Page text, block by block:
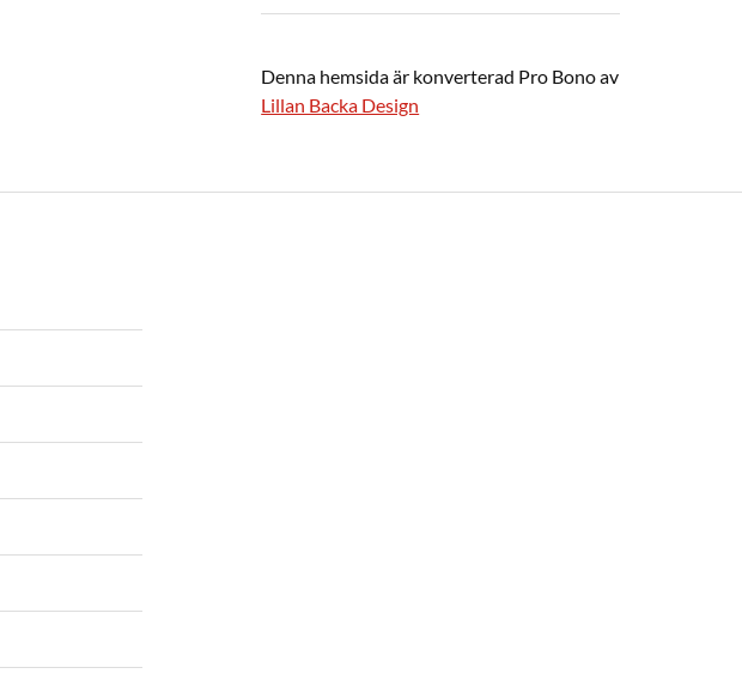
Denna hemsida är konverterad Pro Bono av
Lillan Backa Design